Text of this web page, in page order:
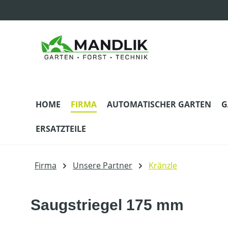
HOME FIRMA AUTOMATISCHER GARTEN
ERSATZTEILE
Firma Unsere Partner Kränzle
Saugstriegel 175 mm